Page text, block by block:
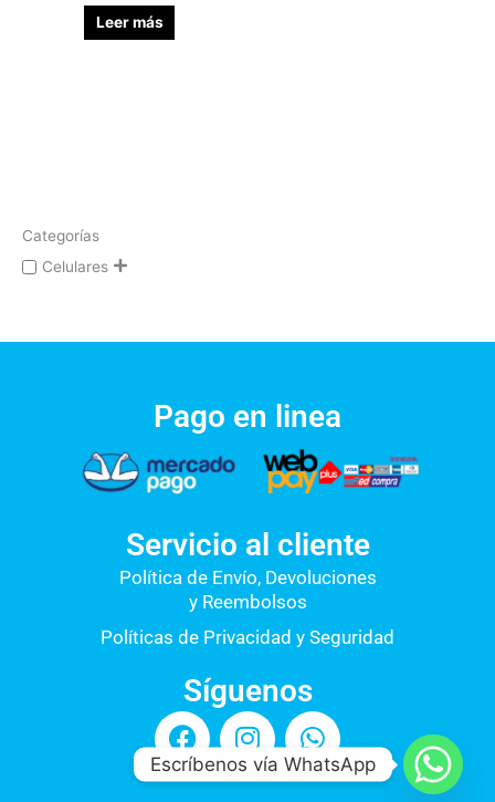
Categorías
Celulares
Leer más
Pago en linea
Servicio al cliente
Política de Envío, Devoluciones
y Reembolsos
Políticas de Privacidad y Seguridad
Síguenos
F
a
c
I
n
s
W
h
a
Escríbenos vía WhatsApp